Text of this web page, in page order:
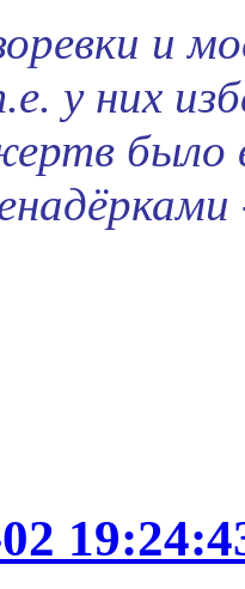
и
у них